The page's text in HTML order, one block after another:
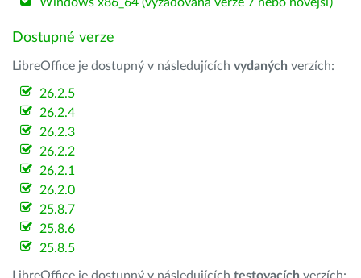
Dostupné verze
LibreOffice je dostupný v následujících vydaných verzích:
26.2.5
26.2.4
26.2.3
26.2.2
26.2.1
26.2.0
25.8.7
25.8.6
25.8.5